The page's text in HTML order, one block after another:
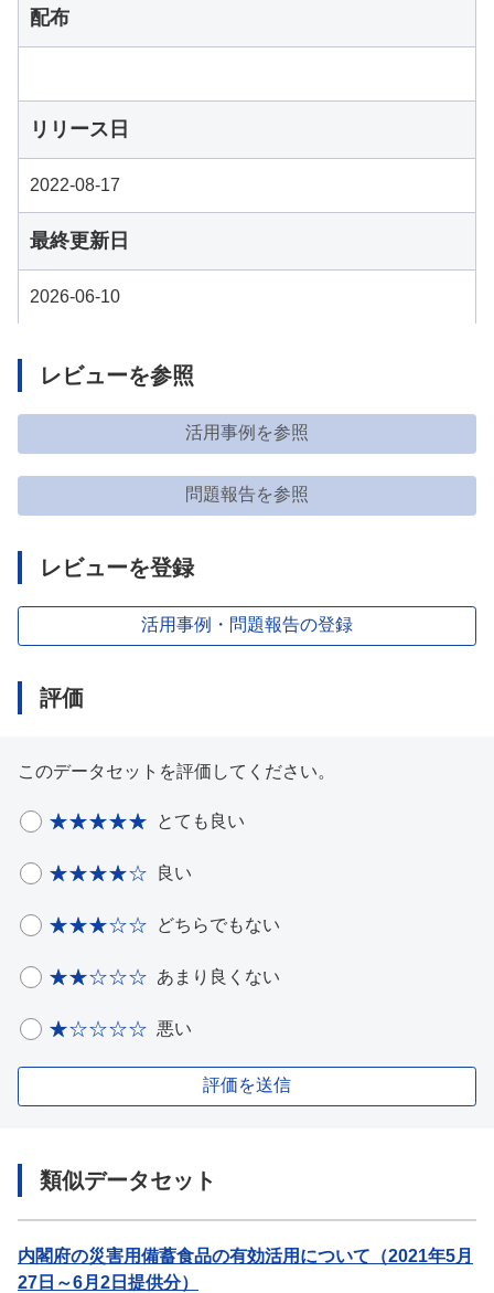
配布
リリース日
2022-08-17
最終更新日
2026-06-10
レビューを参照
活用事例を参照
問題報告を参照
レビューを登録
活用事例・問題報告の登録
評価
このデータセットを評価してください。
とても良い
良い
どちらでもない
あまり良くない
悪い
評価を送信
類似データセット
内閣府の災害用備蓄食品の有効活用について（2021年5月
27日～6月2日提供分）